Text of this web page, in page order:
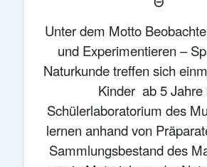
Unter dem Motto
und Experimentieren –
Naturkunde treffen sich
Kinder ab 5 Jahre
Schülerlaboratorium des
lernen anhand von
Sammlungsbestand des